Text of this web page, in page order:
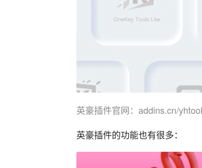
英豪插件官网：addins.cn/
英豪插件的功能也有很多：